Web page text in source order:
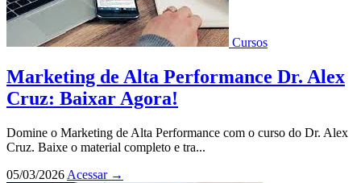
Cursos
Marketing de Alta Performance Dr. Alex
Cruz: Baixar Agora!
Domine o Marketing de Alta Performance com o curso do Dr. Alex
Cruz. Baixe o material completo e tra...
05/03/2026 Acessar →